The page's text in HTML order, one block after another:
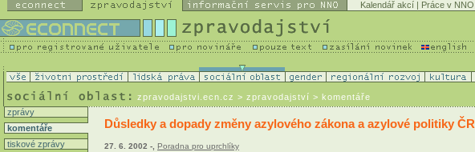
Kalendář akcí | Práce v NNO
zpravodajstvi.ecn.cz > zpravodajství > komentáře
zprávy
komentáře
tiskové zprávy
Důsledky a dopady změny azylového zákona a azylové politiky ČR
27. 6. 2002 -, Poradna pro uprchlíky